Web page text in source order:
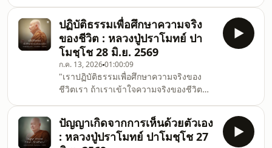
ให้มากสต
เสีย ถ้าเราภาวนาทุกวันๆ เราก็จะเชื่อกฎ
แห่งกรรมเหมือนกัน ไม่ต้องระลึกชาติได้
อะไรหรอก ไม่ต้องมีฤทธิ์มีเดชอะไรหรอก
อย่างวันไหนอารมณ์ร้าย ไปด่าเขาอะไร
อย่างนี้ ใจเศร้าหมอง ถ้ามานั่งสมาธิ โอ๊ย
กว่าจะสงบ ไม่ใช่ง่ายเลย ไม่ค่อยสงบแล้ว นี้
ก็กฎแห่งกรรม เพราะฉะนั้นไม่ว่าเราจะ
ทำกรรมอันใดไว้ดีห
ปฏิบัติธรรมเพื่อศึกษาความจริง
ของชีวิต : หลวงปู่ปราโมทย์ ปา
โมชฺโช 28 มิ.ย. 2569
ก.ค. 13, 202601:00:09
"เราปฏิบัติธรรมเพื่อศึกษาความจริงของ
ชีวิตเรา ถ้าเราเข้าใจความจริงของชีวิต
ยึดถือใจได้ กายนี้ใจนี้คือตัวทุกข์ เมื่อจิตมัน
ไม่ไปหยิบฉวยตัวทุกข์ขึ้นมา จิตมันก็ไม่ทุกข์
จิตที่เหลืออยู่พ้นจากความทุกข์ไป" หลวงปู่
ปัญญาเกิดจากการเห็นด้วยตัวเอง
: หลวงปู่ปราโมทย์ ปาโมชฺโช 27